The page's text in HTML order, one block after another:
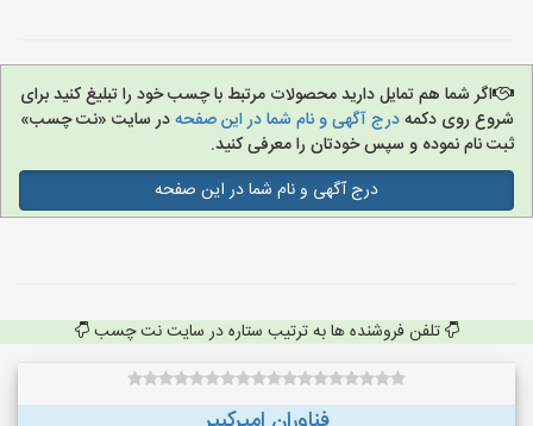
اگر شما هم تمایل دارید محصولات مرتبط با چسب خود را تبلیغ کنید برای
شروع روی دکمهدرج آگهی و نام شما در این صفحهدر سایت «نت چسب»
ثبت نام نموده و سپس خودتان را معرفی کنید.
درج آگهی و نام شما در این صفحه
تلفن فروشنده ها به ترتیب ستاره در سایت نت چسب